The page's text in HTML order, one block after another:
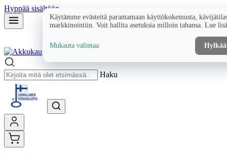
Hyppää sisältöön
Haku
Käytämme evästeitä parantamaan käyttökokemusta,
markkinointiin. Voit hallita asetuksia milloin tahansa. Lue
Mukauta valintaa Hylkää